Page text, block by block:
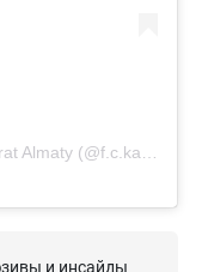
Публикация от «Қайрат» ФК | FC Kairat Almaty (@f.c.kairat)
и инсайды